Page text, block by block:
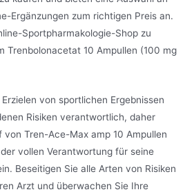
Ergänzungen zum richtigen Preis an.
Sportpharmakologie-Shop zu
Trenbolonacetat 10 Ampullen (100 mg
von sportlichen Ergebnissen
Risiken verantwortlich, daher
von Tren-Ace-Max amp 10 Ampullen
vollen Verantwortung für seine
Beseitigen Sie alle Arten von Risiken
Arzt und überwachen Sie Ihre